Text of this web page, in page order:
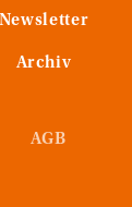
Newsletter
Archiv
AGB